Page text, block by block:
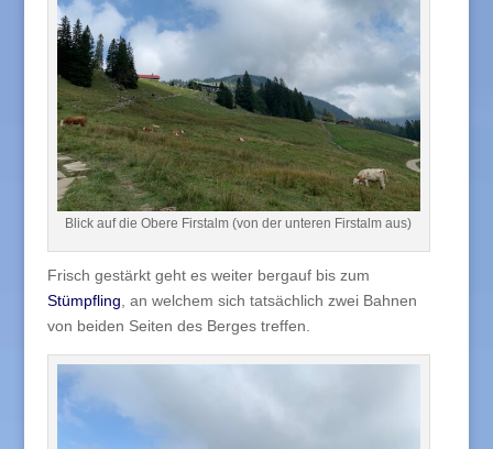
Blick auf die Obere Firstalm (von der unteren Firstalm aus)
Frisch gestärkt geht es weiter bergauf bis zum
Stümpfling , an welchem sich tatsächlich zwei Bahnen
von beiden Seiten des Berges treffen.